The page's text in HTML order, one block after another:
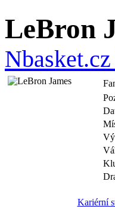
LeBron
Kariérní